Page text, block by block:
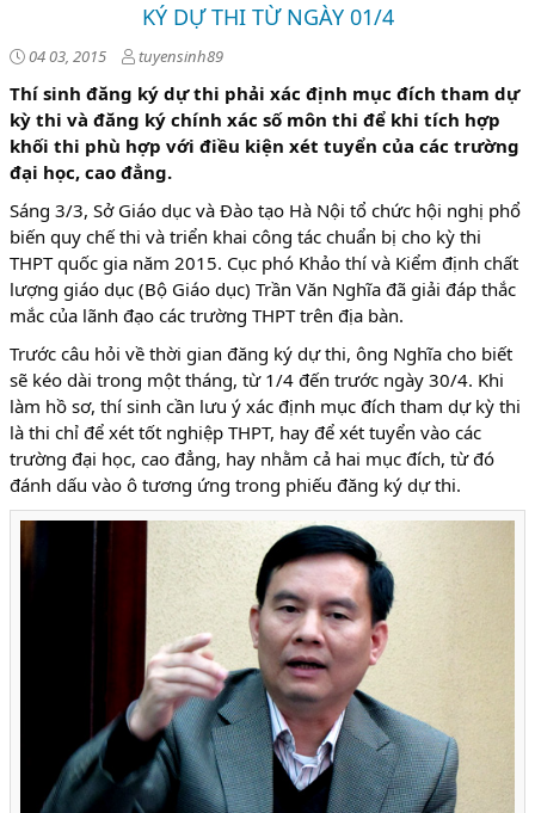
KÝ DỰ THI TỪ NGÀY 01/4
04 03, 2015 tuyensinh89
Thí sinh đăng ký dự thi phải xác định mục đích tham dự
kỳ thi và đăng ký chính xác số môn thi để khi tích hợp
khối thi phù hợp với điều kiện xét tuyển của các trường
đại học, cao đẳng.
Sáng 3/3, Sở Giáo dục và Đào tạo Hà Nội tổ chức hội nghị phổ
biến quy chế thi và triển khai công tác chuẩn bị cho kỳ thi
THPT quốc gia năm 2015. Cục phó Khảo thí và Kiểm định chất
lượng giáo dục (Bộ Giáo dục) Trần Văn Nghĩa đã giải đáp thắc
mắc của lãnh đạo các trường THPT trên địa bàn.
Trước câu hỏi về thời gian đăng ký dự thi, ông Nghĩa cho biết
sẽ kéo dài trong một tháng, từ 1/4 đến trước ngày 30/4. Khi
làm hồ sơ, thí sinh cần lưu ý xác định mục đích tham dự kỳ thi
là thi chỉ để xét tốt nghiệp THPT, hay để xét tuyển vào các
trường đại học, cao đẳng, hay nhằm cả hai mục đích, từ đó
đánh dấu vào ô tương ứng trong phiếu đăng ký dự thi.